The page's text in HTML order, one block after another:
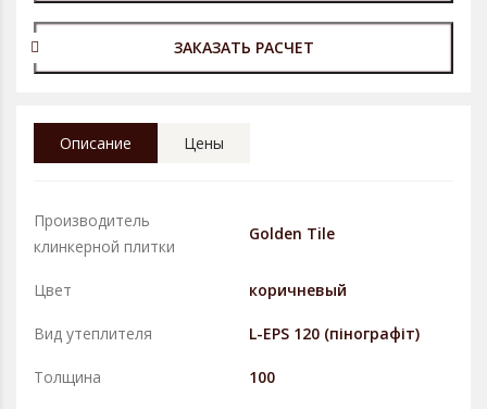
ЗАКАЗАТЬ РАСЧЕТ
Описание Цены
Производитель
клинкерной плитки
Golden Tile
Цвет коричневый
Вид утеплителя L-EPS 120 (пінографіт)
Толщина 100